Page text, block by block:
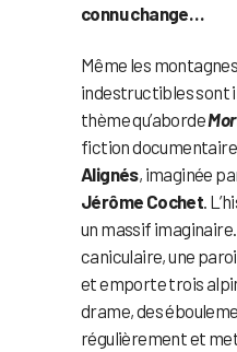
connu change…
Même les
indestructibles sont
thème qu’aborde
fiction documentaire
Alignés, imaginée
Jérôme Cochet .
un massif imaginaire.
caniculaire, une
et emporte trois
drame, des
régulièrement et